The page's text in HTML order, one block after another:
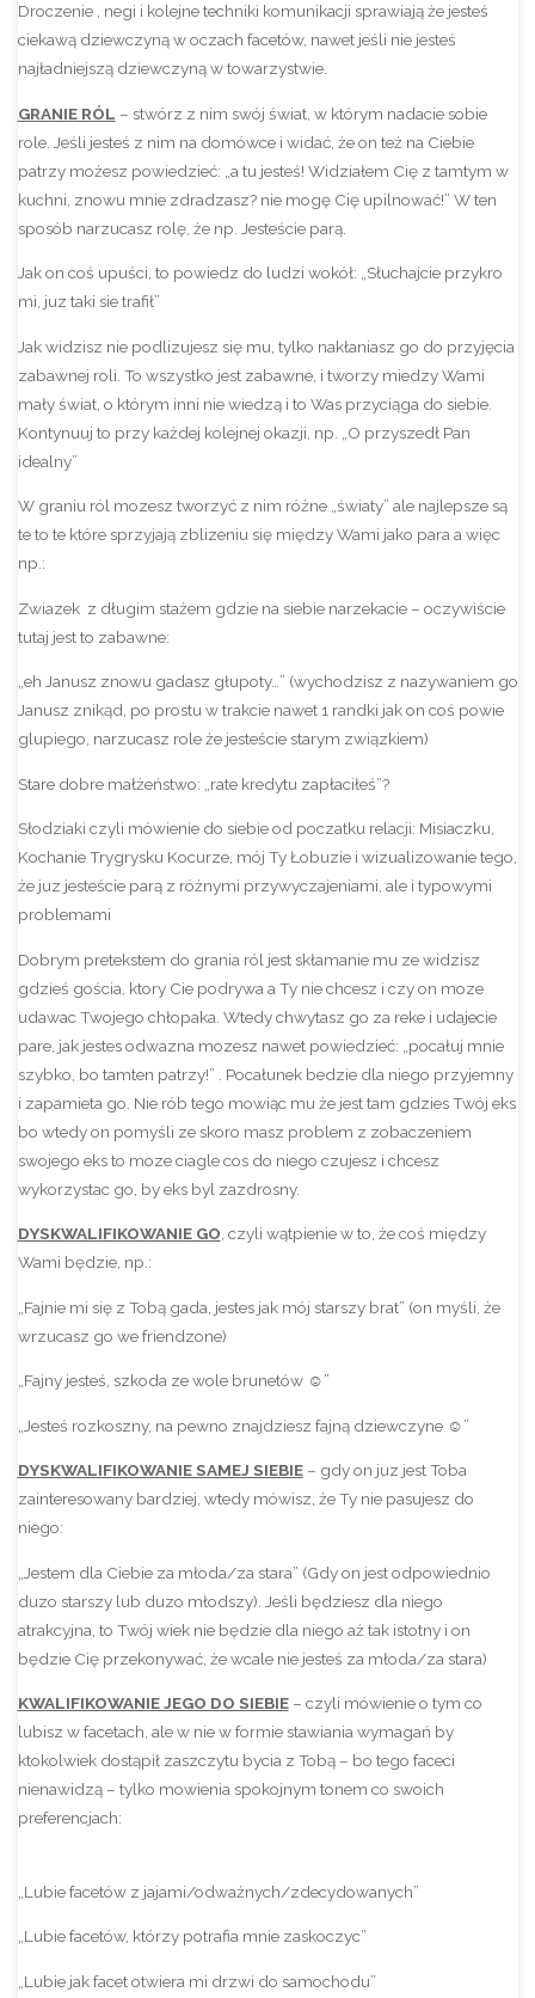
Droczenie , negi i kolejne techniki komunikacji sprawiają że jesteś
ciekawą dziewczyną w oczach facetów, nawet jeśli nie jesteś
najładniejszą dziewczyną w towarzystwie.
GRANIE RÓL – stwórz z nim swój świat, w którym nadacie sobie
role. Jeśli jesteś z nim na domówce i widać, że on też na Ciebie
patrzy możesz powiedzieć: „a tu jesteś! Widziałem Cię z tamtym w
kuchni, znowu mnie zdradzasz? nie mogę Cię upilnować!” W ten
sposób narzucasz rolę, że np. Jesteście parą.
Jak on coś upuści, to powiedz do ludzi wokół: „Słuchajcie przykro
mi, juz taki sie trafił”
Jak widzisz nie podlizujesz się mu, tylko nakłaniasz go do przyjęcia
zabawnej roli. To wszystko jest zabawne, i tworzy miedzy Wami
mały świat, o którym inni nie wiedzą i to Was przyciąga do siebie.
Kontynuuj to przy każdej kolejnej okazji, np. „O przyszedł Pan
idealny”
W graniu ról mozesz tworzyć z nim różne „światy” ale najlepsze są
te to te które sprzyjają zblizeniu się między Wami jako para a więc
np.:
Zwiazek z długim stażem gdzie na siebie narzekacie – oczywiście
tutaj jest to zabawne:
„eh Janusz znowu gadasz głupoty…” (wychodzisz z nazywaniem go
Janusz znikąd, po prostu w trakcie nawet 1 randki jak on coś powie
glupiego, narzucasz role że jesteście starym związkiem)
Stare dobre małżeństwo: „rate kredytu zapłaciłeś”?
Słodziaki czyli mówienie do siebie od poczatku relacji: Misiaczku,
Kochanie Trygrysku Kocurze, mój Ty Łobuzie i wizualizowanie tego,
że juz jesteście parą z różnymi przywyczajeniami, ale i typowymi
problemami
Dobrym pretekstem do grania ról jest skłamanie mu ze widzisz
gdzieś gościa, ktory Cie podrywa a Ty nie chcesz i czy on moze
udawac Twojego chłopaka. Wtedy chwytasz go za reke i udajecie
pare, jak jestes odwazna mozesz nawet powiedzieć: „pocałuj mnie
szybko, bo tamten patrzy!” . Pocałunek bedzie dla niego przyjemny
i zapamieta go. Nie rób tego mowiąc mu że jest tam gdzies Twój eks
bo wtedy on pomyśli ze skoro masz problem z zobaczeniem
swojego eks to moze ciagle cos do niego czujesz i chcesz
wykorzystac go, by eks byl zazdrosny.
DYSKWALIFIKOWANIE GO, czyli wątpienie w to, że coś między
Wami będzie, np.:
„Fajnie mi się z Tobą gada, jestes jak mój starszy brat” (on myśli, że
wrzucasz go we friendzone)
„Fajny jesteś, szkoda ze wole brunetów ☺”
„Jesteś rozkoszny, na pewno znajdziesz fajną dziewczyne ☺”
DYSKWALIFIKOWANIE SAMEJ SIEBIE– gdy on juz jest Toba
zainteresowany bardziej, wtedy mówisz, że Ty nie pasujesz do
niego:
„Jestem dla Ciebie za młoda/za stara” (Gdy on jest odpowiednio
duzo starszy lub duzo młodszy). Jeśli będziesz dla niego
atrakcyjna, to Twój wiek nie będzie dla niego aż tak istotny i on
będzie Cię przekonywać, że wcale nie jesteś za młoda/za stara)
KWALIFIKOWANIE JEGO DO SIEBIE– czyli mówienie o tym co
lubisz w facetach, ale w nie w formie stawiania wymagań by
ktokolwiek dostąpił zaszczytu bycia z Tobą – bo tego faceci
nienawidzą – tylko mowienia spokojnym tonem co swoich
preferencjach:
„Lubie facetów z jajami/odważnych/zdecydowanych”
„Lubie facetów, którzy potrafia mnie zaskoczyc”
„Lubie jak facet otwiera mi drzwi do samochodu”